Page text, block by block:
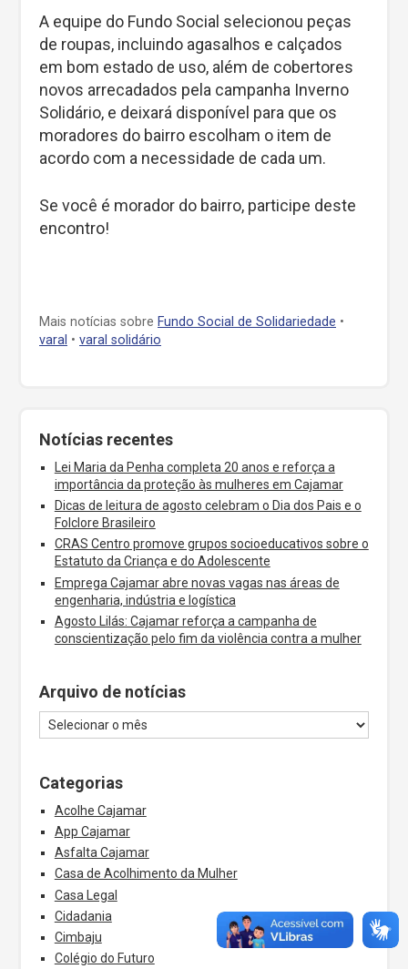
A equipe do Fundo Social selecionou peças
de roupas, incluindo agasalhos e calçados
em bom estado de uso, além de cobertores
novos arrecadados pela campanha Inverno
Solidário, e deixará disponível para que os
moradores do bairro escolham o item de
acordo com a necessidade de cada um.
Se você é morador do bairro, participe deste
encontro!
Mais notícias sobre Fundo Social de Solidariedade •
varal • varal solidário
Notícias recentes
Lei Maria da Penha completa 20 anos e reforça a
importância da proteção às mulheres em Cajamar
Dicas de leitura de agosto celebram o Dia dos Pais e o
Folclore Brasileiro
CRAS Centro promove grupos socioeducativos sobre o
Estatuto da Criança e do Adolescente
Emprega Cajamar abre novas vagas nas áreas de
engenharia, indústria e logística
Agosto Lilás: Cajamar reforça a campanha de
conscientização pelo fim da violência contra a mulher
Arquivo de notícias
Categorias
Acolhe Cajamar
App Cajamar
Asfalta Cajamar
Casa de Acolhimento da Mulher
Casa Legal
Cidadania
Cimbaju
Colégio do Futuro